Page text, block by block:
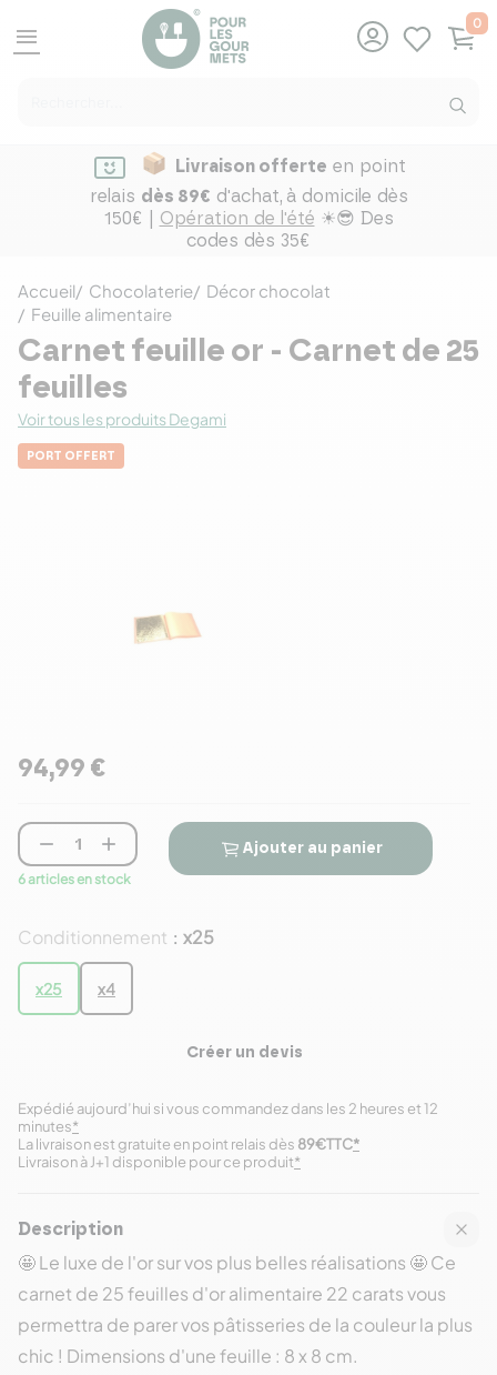
menu
0
Livraison offerte en point
relais dès 89€ d'achat, à domicile dès
150€ | Opération de l'été ☀😎 Des
codes dès 35€
Accueil Chocolaterie
Décor chocolat
Feuille alimentaire
Carnet feuille or - Carnet de 25
feuilles
Voir tous les produits Degami
PORT OFFERT
94,99 €
Conditionnement : x25
x25 x4
 
6 articles en stock
Ajouter au panier
Créer un devis
Expédié aujourd’hui si vous commandez dans les 2 heures et 12
minutes*
Livraison à J+1 disponible pour ce produit*
La livraison est gratuite en point relais dès 89€TTC*
Description
🤩 Le luxe de l'or sur vos plus belles réalisations 🤩 Ce
carnet de 25 feuilles d'or alimentaire 22 carats vous
permettra de parer vos pâtisseries de la couleur la plus
chic ! Dimensions d'une feuille : 8 x 8 cm.